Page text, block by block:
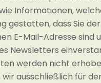
Informationen,
gestatten, dass Sie
E-Mail-Adresse sind
Newsletters
werden nicht
ausschließlich für